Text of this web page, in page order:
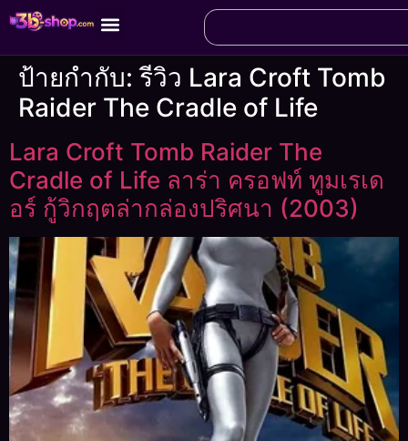
ป้ายกำกับ:รีวิว Lara Croft Tomb
Raider The Cradle of Life
Lara Croft Tomb Raider The
Cradle of Life ลาร่า ครอฟท์ ทูมเรเด
อร์ กู้วิกฤตล่ากล่องปริศนา (2003)